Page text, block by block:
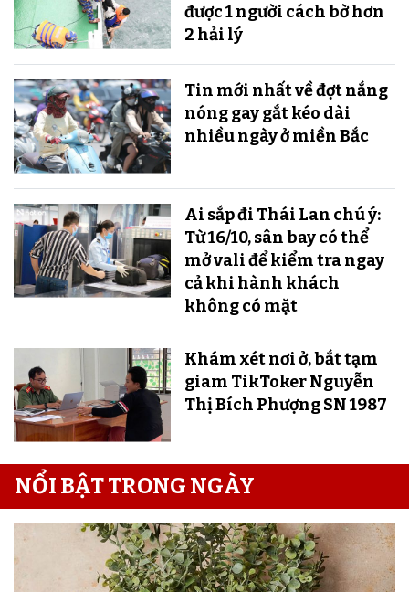
được 1 người cách bờ hơn
2 hải lý
Tin mới nhất về đợt nắng
nóng gay gắt kéo dài
nhiều ngày ở miền Bắc
Ai sắp đi Thái Lan chú ý:
Từ 16/10, sân bay có thể
mở vali để kiểm tra ngay
cả khi hành khách
không có mặt
Khám xét nơi ở, bắt tạm
giam TikToker Nguyễn
Thị Bích Phượng SN 1987
NỔI BẬT TRONG NGÀY